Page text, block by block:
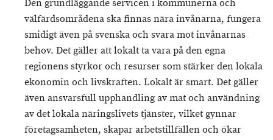
Den grundläggande servicen i kommunerna och
välfärdsområdena ska finnas nära invånarna, fungera
smidigt även på svenska och svara mot invånarnas
behov. Det gäller att lokalt ta vara på den egna
regionens styrkor och resurser som stärker den lokala
ekonomin och livskraften. Lokalt är smart. Det gäller
även ansvarsfull upphandling av mat och användning
av det lokala näringslivets tjänster, vilket gynnar
företagsamheten, skapar arbetstillfällen och ökar